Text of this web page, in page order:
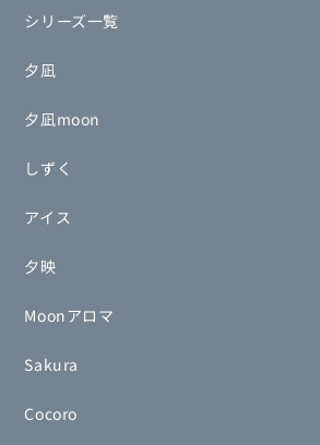
シリーズ一覧
夕凪
夕凪moon
しずく
アイス
夕映
Moonアロマ
Sakura
Cocoro